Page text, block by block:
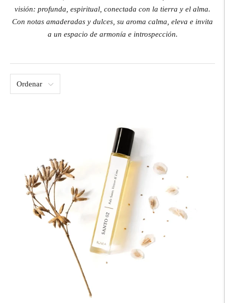
visión: profunda, espiritual, conectada con la tierra y el alma.
Con notas amaderadas y dulces, su aroma calma, eleva e invita
a un espacio de armonía e introspección.
Ordenar